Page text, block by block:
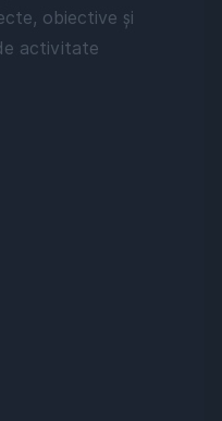
obiective și
activitate